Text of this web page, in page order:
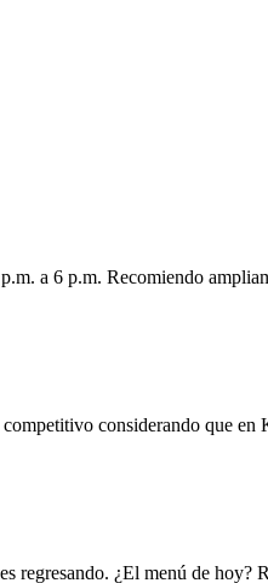
a 6 p.m. Recomiendo
considerando que en
regresando. ¿El menú de hoy?